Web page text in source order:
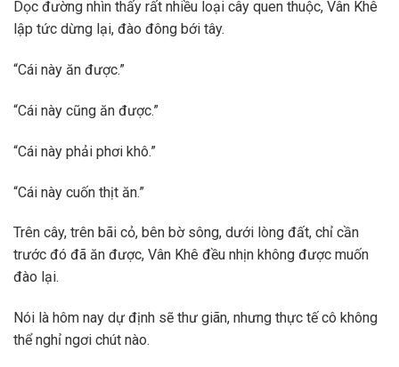
Dọc đường nhìn thấy rất nhiều loại cây quen thuộc, Vân Khê
lập tức dừng lại, đào đông bới tây.
“Cái này ăn được.”
“Cái này cũng ăn được.”
“Cái này phải phơi khô.”
“Cái này cuốn thịt ăn.”
Trên cây, trên bãi cỏ, bên bờ sông, dưới lòng đất, chỉ cần
trước đó đã ăn được, Vân Khê đều nhịn không được muốn
đào lại.
Nói là hôm nay dự định sẽ thư giãn, nhưng thực tế cô không
thể nghỉ ngơi chút nào.